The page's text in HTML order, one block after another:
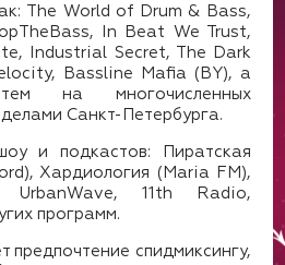
The World of Drum & Bass,
In Beat We Trust,
Industrial Secret, The Dark
Bassline Mafia (BY), а
на многочисленных
Санкт-Петербурга.
и подкастов: Пиратская
Хардиология (Maria FM),
UrbanWave, 11th Radio,
программ.
предпочтение спидмиксингу,